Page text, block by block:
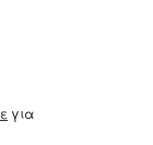
για